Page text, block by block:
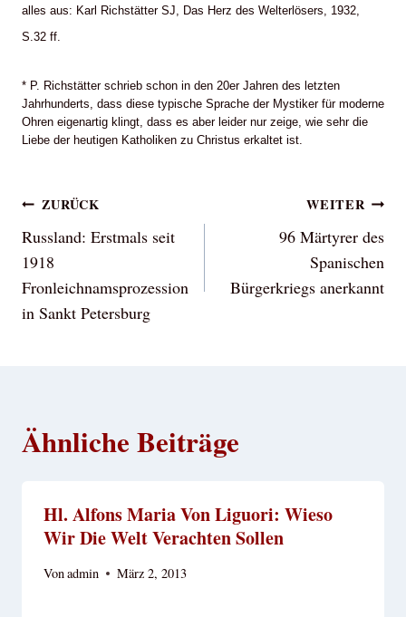
alles aus: Karl Richstätter SJ, Das Herz des Welterlösers, 1932,
S.32 ff.
* P. Richstätter schrieb schon in den 20er Jahren des letzten
Jahrhunderts, dass diese typische Sprache der Mystiker für moderne
Ohren eigenartig klingt, dass es aber leider nur zeige, wie sehr die
Liebe der heutigen Katholiken zu Christus erkaltet ist.
Beitragsnavigation
ZURÜCK
Russland: Erstmals seit
1918
Fronleichnamsprozession
in Sankt Petersburg
WEITER
96 Märtyrer des
Spanischen
Bürgerkriegs anerkannt
Ähnliche Beiträge
Hl. Alfons Maria Von Liguori: Wieso
Wir Die Welt Verachten Sollen
Vonadmin März 2, 2013